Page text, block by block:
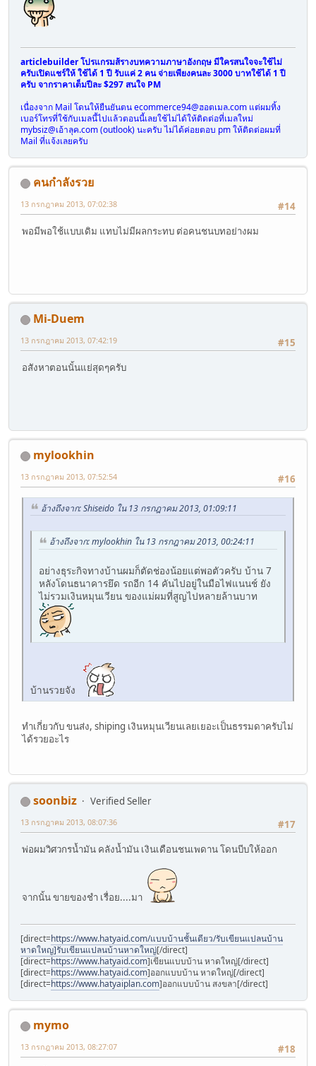
articlebuilder โปรแกรมส้รางบทความภาษาอังกฤษ มีใครสนใจจะใช้ไม่
ครับเปิดแชร์ให้ ใช้ได้ 1 ปี รับแค่ 2 คน จ่ายเพียงคนละ 3000 บาทใช้ได้ 1 ปี
ครับ จากราคาเต็มปีละ $297 สนใจ PM
เนื่องจาก Mail โดนให้ยืนยันตนecommerce94@ฮอตเมล.com แต่ผมทิ้ง
เบอร์โทรที่ใช้กับเมลนี้ไปแล้วตอนนี้เลยใช้ไม่ได้ให้ติดต่อที่เมลใหม่
mybsiz@เอ้าลุค.com(outlook) นะครับ ไม่ได้ค่อยตอบ pm ให้ติดต่อผมที่
Mail ที่แจ้งเลยครับ
คนกำลังรวย
#14
13 กรกฎาคม 2013, 07:02:38
พอมีพอใช้แบบเดิม แทบไม่มีผลกระทบ ต่อคนชนบทอย่างผม
Mi-Duem
#15
13 กรกฎาคม 2013, 07:42:19
อสังหาตอนนั้นแย่สุดๆครับ
mylookhin
#16
13 กรกฎาคม 2013, 07:52:54
อ้างถึงจาก: Shiseido ใน 13 กรกฎาคม 2013, 01:09:11
อ้างถึงจาก: mylookhin ใน 13 กรกฎาคม 2013, 00:24:11
อย่างธุระกิจทางบ้านผมก็ตัดช่องน้อยแต่พอตัวครับ บ้าน 7
หลังโดนธนาคารยึด รถอีก 14 คันไปอยู่ในมือไฟแนนช์ ยัง
ไม่รวมเงินหมุนเวียน ของแม่ผมที่สูญไปหลายล้านบาท
บ้านรวยจัง
ทำเกี่ยวกับ ขนส่ง, shiping เงินหมุนเวียนเลยเยอะเป็นธรรมดาครับไม่
ได้รวยอะไร
soonbiz
Verified Seller
#17
13 กรกฎาคม 2013, 08:07:36
พ่อผมวิศวกรน้ำมัน คลังน้ำมัน เงินเดือนชนเพดาน โดนบีบให้ออก
จากนั้น ขายของชำ เรื่อย....มา
[direct=https://www.hatyaid.com/แบบบ้านชั้นเดียว/รับเขียนแปลนบ้าน
หาดใหญ]รับเขียนแปลนบ้านหาดใหญ่[/direct]
[direct=https://www.hatyaid.com]เขียนแบบบ้าน หาดใหญ่[/direct]
[direct=https://www.hatyaid.com]ออกแบบบ้าน หาดใหญ่[/direct]
[direct=https://www.hatyaiplan.com]ออกแบบบ้าน สงขลา[/direct]
mymo
#18
13 กรกฎาคม 2013, 08:27:07